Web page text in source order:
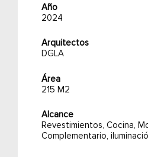
Año
2024
Arquitectos
DGLA
Área
215 M2
Alcance
Revestimientos, Cocina,
Complementario,